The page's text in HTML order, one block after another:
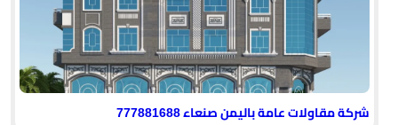
شركة مقاولات عامة باليمن صنعاء 777881688